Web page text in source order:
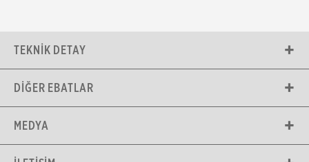
TEKNIK DETAY
DIĞER EBATLAR
MEDYA